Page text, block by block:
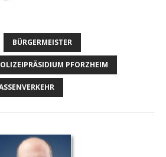
BÜRGERMEISTER
PFORZHEIM